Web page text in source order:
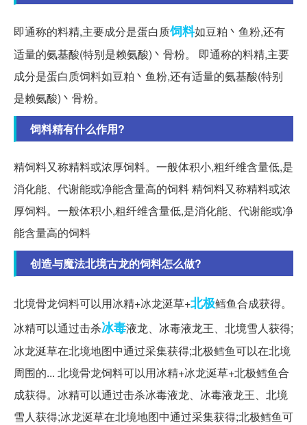
即通称的料精,主要成分是蛋白质饲料如豆粕丶鱼粉,还有
适量的氨基酸(特别是赖氨酸)丶骨粉。 即通称的料精,主要
成分是蛋白质饲料如豆粕丶鱼粉,还有适量的氨基酸(特别
是赖氨酸)丶骨粉。
饲料精有什么作用?
精饲料又称精料或浓厚饲料。一般体积小,粗纤维含量低,是
消化能、代谢能或净能含量高的饲料 精饲料又称精料或浓
厚饲料。一般体积小,粗纤维含量低,是消化能、代谢能或净
能含量高的饲料
创造与魔法北境古龙的饲料怎么做?
北境骨龙饲料可以用冰精+冰龙涎草+北极鳕鱼合成获得。
冰精可以通过击杀冰毒液龙、冰毒液龙王、北境雪人获得;
冰龙涎草在北境地图中通过采集获得;北极鳕鱼可以在北境
周围的... 北境骨龙饲料可以用冰精+冰龙涎草+北极鳕鱼合
成获得。冰精可以通过击杀冰毒液龙、冰毒液龙王、北境
雪人获得;冰龙涎草在北境地图中通过采集获得;北极鳕鱼可